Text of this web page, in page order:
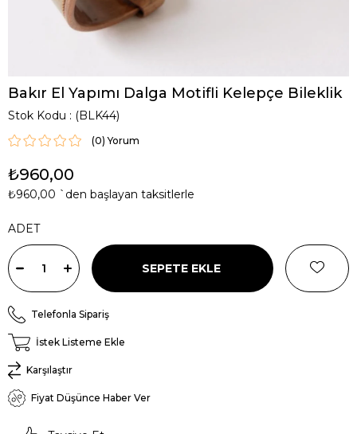
Bakır El Yapımı Dalga Motifli Kelepçe Bileklik
Stok Kodu (BLK44)
(0)
₺960,00
₺960,00 `den başlayan taksitlerle
ADET
Telefonla Sipariş
İstek Listeme Ekle
Karşılaştır
Fiyat Düşünce Haber Ver